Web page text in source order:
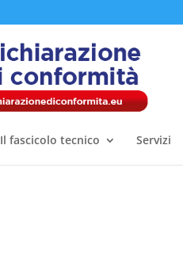
Il fascicolo tecnico Servizi